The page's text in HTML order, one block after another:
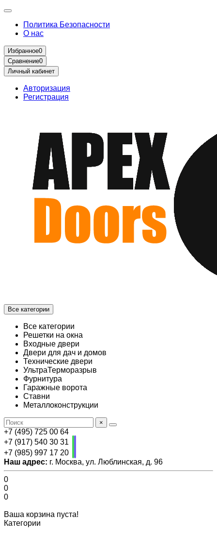
Политика Безопасности
О нас
Избранное0
Сравнение0
Личный кабинет
Авторизация
Регистрация
Все категории
Все категории
Решетки на окна
Входные двери
Двери для дач и домов
Технические двери
УльтраТерморазрыв
Фурнитура
Гаражные ворота
Ставни
Металлоконструкции
×
+7 (495) 725 00 64
+7 (917) 540 30 31
+7 (985) 997 17 20
Наш адрес: г. Москва, ул. Люблинская, д. 96
0
0
0
Ваша корзина пуста!
Категории